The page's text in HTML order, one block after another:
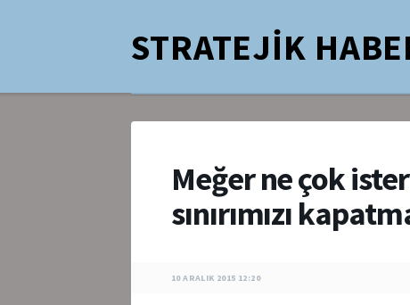
STRATEJİK
Meğer ne çok
sınırımızı
10 ARALIK 2015 12:20